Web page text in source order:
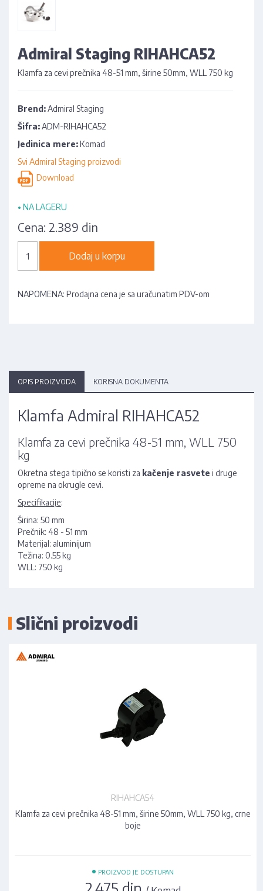
Admiral Staging RIHAHCA52
Klamfa za cevi prečnika 48-51 mm, širine 50mm, WLL 750 kg
Brend:Admiral Staging
Šifra:ADM-RIHAHCA52
Jedinica mere:Komad
Svi Admiral Staging proizvodi
Download
• NA LAGERU
Cena: 2.389 din
Dodaj u korpu
NAPOMENA: Prodajna cena je sa uračunatim PDV-om
OPIS PROIZVODA KORISNA DOKUMENTA
Klamfa Admiral RIHAHCA52
Klamfa za cevi prečnika 48-51 mm, WLL 750
kg
Okretna stega tipično se koristi za kačenje rasvete i druge
opreme na okrugle cevi.
Specifikacije:
Širina: 50 mm
Prečnik: 48 - 51 mm
Materijal: aluminijum
Težina: 0.55 kg
WLL: 750 kg
Slični proizvodi
RIHAHCA54
Klamfa za cevi prečnika 48-51 mm, širine 50mm, WLL 750 kg, crne
boje
• PROIZVOD JE DOSTUPAN